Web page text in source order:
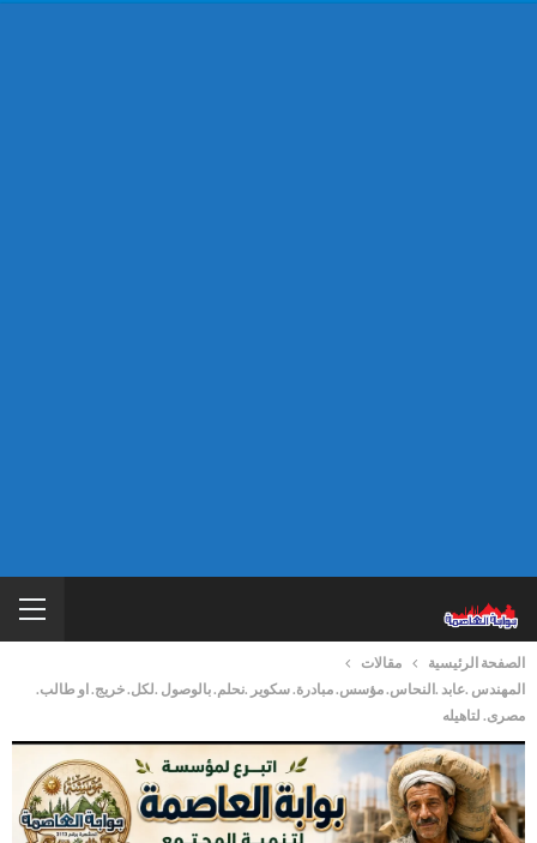
الصفحة الرئيسية
مقالات
المهندس .عابد .النحاس. مؤسس. مبادرة. سكوير .نحلم. بالوصول .لكل. خريج. او طالب.
مصرى. لتاهيله